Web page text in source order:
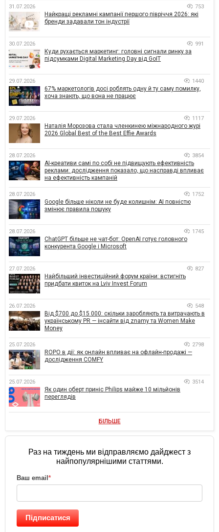
31.07.2026 753
Найкращі рекламні кампанії першого півріччя 2026: які
бренди задавали тон індустрії
30.07.2026 991
Куди рухається маркетинг: головні сигнали ринку за
підсумками Digital Marketing Day від GoIT
29.07.2026 1440
67% маркетологів досі роблять одну й ту саму помилку,
хоча знають, що вона не працює
29.07.2026 1117
Наталія Морозова стала членкинею міжнародного журі
2026 Global Best of the Best Effie Awards
28.07.2026 3854
AI-креативи самі по собі не підвищують ефективність
реклами: дослідження показало, що насправді впливає
на ефективність кампаній
28.07.2026 1752
Google більше ніколи не буде колишнім: AI повністю
змінює правила пошуку
28.07.2026 1745
ChatGPT більше не чат-бот: OpenAI готує головного
конкурента Google і Microsoft
27.07.2026 827
Найбільший інвестиційний форум країни: встигніть
придбати квиток на Lviv Invest Forum
26.07.2026 548
Від $700 до $15 000: скільки заробляють та витрачають в
українському PR — інсайти від znamy та Women Make
Money
25.07.2026 2798
ROPO в дії: як онлайн впливає на офлайн-продажі —
дослідження COMFY
25.07.2026 3514
Як один оберт приніс Philips майже 10 мільйонів
переглядів
БІЛЬШЕ
Раз на тиждень ми відправляємо дайджест з
найпопулярнішими статтями.
Ваш email*
Підписатися